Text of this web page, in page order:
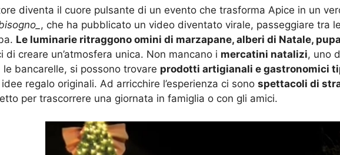
diventa il cuore pulsante di un evento che trasforma Apice in un
, che ha pubblicato un video diventato virale, passeggiare tra
Le luminarie ritraggono omini di marzapane, alberi di Natale,
di creare un’atmosfera unica. Non mancano i mercatini natalizi, uno
bancarelle, si possono trovare prodotti artigianali e gastronomici
regalo originali. Ad arricchire l’esperienza ci sono spettacoli di
per trascorrere una giornata in famiglia o con gli amici.